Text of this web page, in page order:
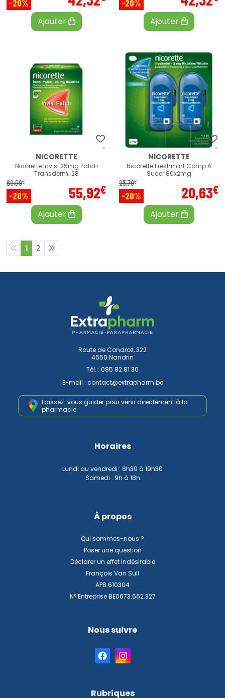
-20%
Ajouter
-20%
Ajouter
NICORETTE
Nicorette Invisi 25mg Patch
Transderm. 28
69,90€
-20% 55,92€
Ajouter
NICORETTE
Nicorette Freshmint Comp A
Sucer 80x2mg
25,79€
-20% 20,63€
Ajouter
1 2
Route de Condroz, 322
4550 Nandrin
Tél. : 085 82 81 30
E-mail : contact@extrapharm.be
Laissez-vous guider pour venirdirectement à la
pharmacie
Horaires
Lundi au vendredi : 8h30 à 19h30
Samedi : 9h à 18h
À propos
Qui sommes-nous ?
Poser une question
Déclarer un effet indésirable
François Van Sull
APB 610304
N° Entreprise BE0673.662.327
Nous suivre
Rubriques